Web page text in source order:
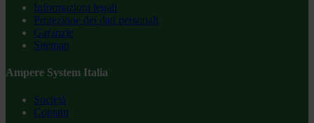
Informazioni legali
Protezione dei dati personali
Garanzie
Sitemap
Ampere System Italia
Società
Contatti